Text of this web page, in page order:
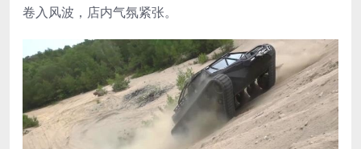
卷入风波，店内气氛紧张。